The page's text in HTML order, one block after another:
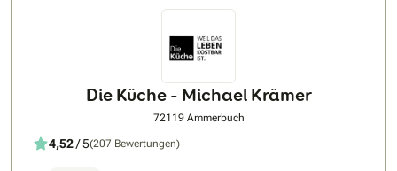
Elektro- und Sanitärarbeiten bis hin zu Bodenbelägen und
Die Küche - Michael Krämer
72119 Ammerbuch
4,52/ 5(207 Bewertungen)